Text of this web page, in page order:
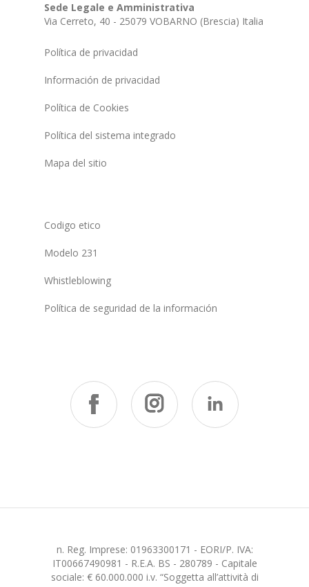
Sede Legale e Amministrativa
Via Cerreto, 40 - 25079 VOBARNO (Brescia) Italia
Política de privacidad
Información de privacidad
Política de Cookies
Política del sistema integrado
Mapa del sitio
Codigo etico
Modelo 231
Whistleblowing
Política de seguridad de la información
n. Reg. Imprese: 01963300171 - EORI/P. IVA:
IT00667490981 - R.E.A. BS - 280789 - Capitale
sociale: € 60.000.000 i.v. “Soggetta all’attività di